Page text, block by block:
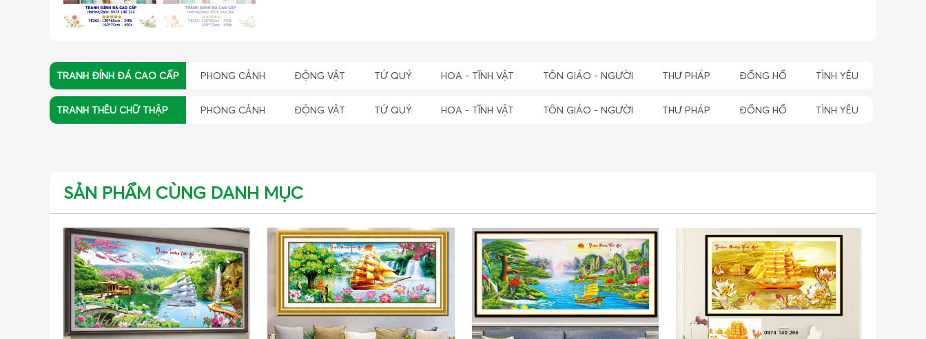
TRANH ĐÍNH ĐÁ CAO CẤP PHONG CẢNH ĐỘNG VẬT TỨ QUÝ HOA - TĨNH VẬT TÔN GIÁO - NGƯỜI THƯ PHÁP ĐỒNG HỒ TÌNH YÊU
TRANH THÊU CHỮ THẬP PHONG CẢNH ĐỘNG VẬT TỨ QUÝ HOA - TĨNH VẬT TÔN GIÁO - NGƯỜI THƯ PHÁP ĐỒNG HỒ TÌNH YÊU
SẢN PHẨM CÙNG DANH MỤC